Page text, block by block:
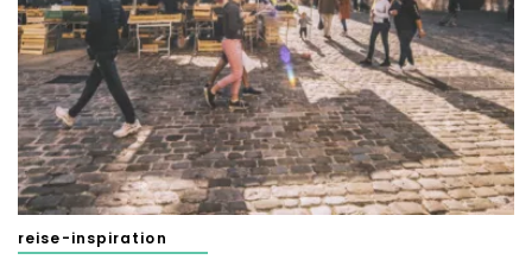
reise-inspiration